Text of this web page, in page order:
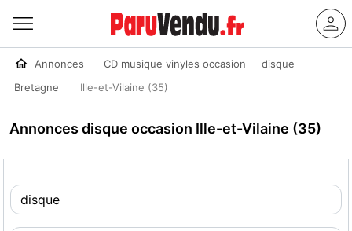
Annonces CD musique vinyles occasion
disque
Bretagne
Ille-et-Vilaine (35)
Annonces disque occasion Ille-et-Vilaine (35)